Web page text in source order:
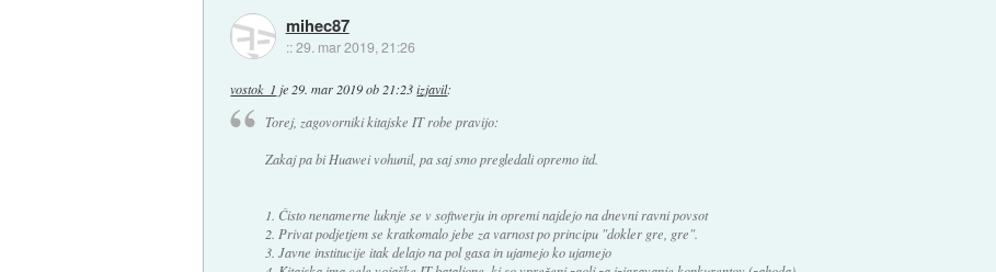
mihec87
::29. mar 2019, 21:26
vostok_1 je 29. mar 2019 ob 21:23 izjavil:
Torej, zagovorniki kitajske IT robe pravijo:
Zakaj pa bi Huawei vohunil, pa saj smo pregledali opremo itd.
1. Čisto nenamerne luknje se v softwerju in opremi najdejo na dnevni ravni povsot
2. Privat podjetjem se kratkomalo jebe za varnost po principu "dokler gre, gre".
3. Javne institucije itak delajo na pol gasa in ujamejo ko ujamejo